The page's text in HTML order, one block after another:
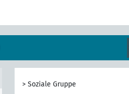
> Soziale Gruppe